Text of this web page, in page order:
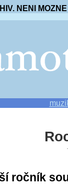
NENI
ročník